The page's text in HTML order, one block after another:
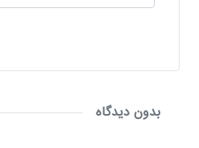
بدون دیدگاه